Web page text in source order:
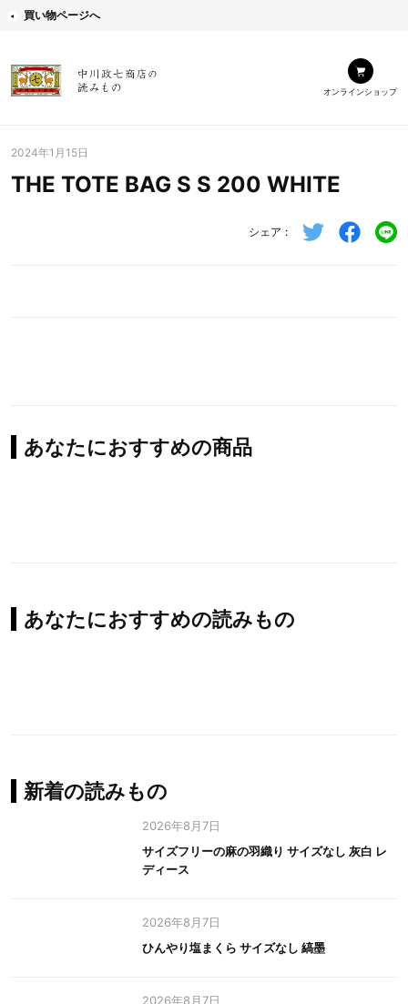
買い物ページへ
オンラインショップ
2024年1月15日
THE TOTE BAG S S 200 WHITE
シェア
あなたにおすすめの商品
あなたにおすすめの読みもの
新着の読みもの
2026年8月7日
サイズフリーの麻の羽織り サイズなし 灰白 レ
ディース
2026年8月7日
ひんやり塩まくら サイズなし 縞墨
2026年8月7日